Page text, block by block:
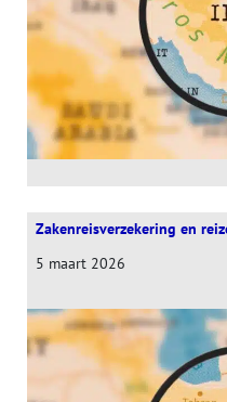
Zakenreisverzekering en
5 maart 2026